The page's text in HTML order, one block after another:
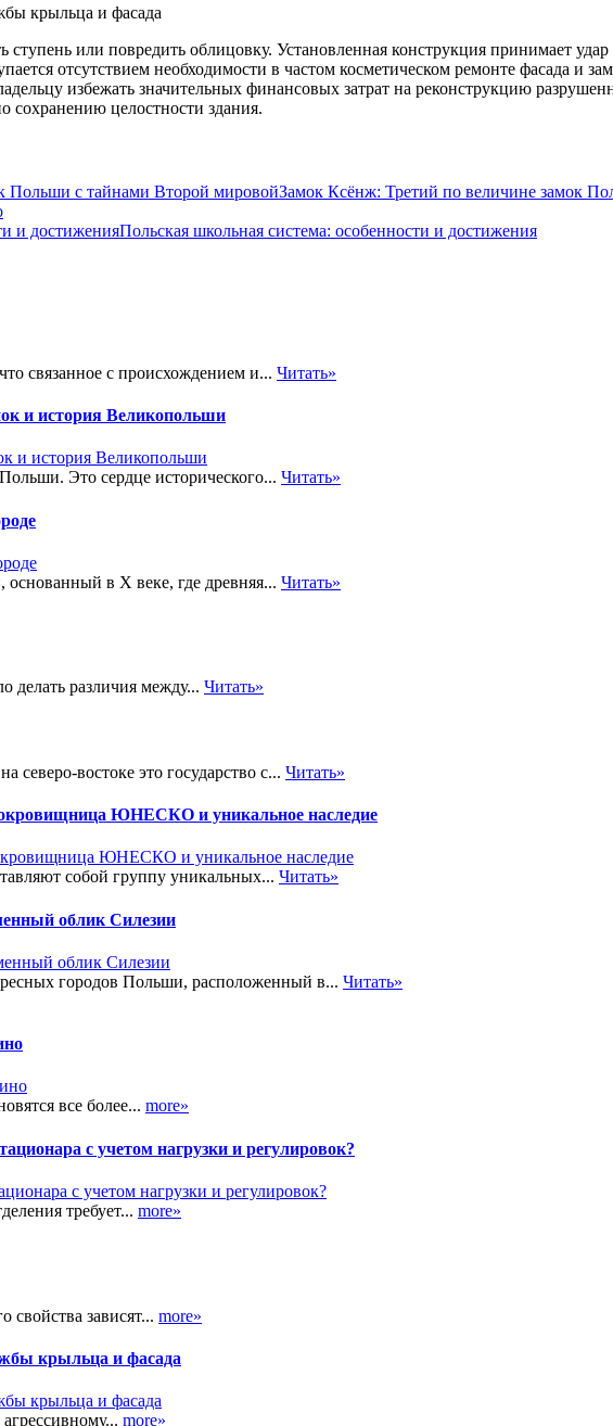
ступень или повредить облицовку. Установленная конструкция принимает
отсутствием необходимости в частом косметическом ремонте фасада и
избежать значительных финансовых затрат на реконструкцию
целостности здания.
Замок Ксёнж: Третий по величине замок
Польская школьная система: особенности и достижения
связанное с происхождением и... Читать»
и история Великопольши
Это сердце исторического... Читать»
в X веке, где древняя... Читать»
делать различия между... Читать»
востоке это государство с... Читать»
ЮНЕСКО и уникальное наследие
собой группу уникальных... Читать»
облик Силезии
городов Польши, расположенный в... Читать»
все более... more»
с учетом нагрузки и регулировок?
требует... more»
зависят... more»
крыльца и фасада
more»